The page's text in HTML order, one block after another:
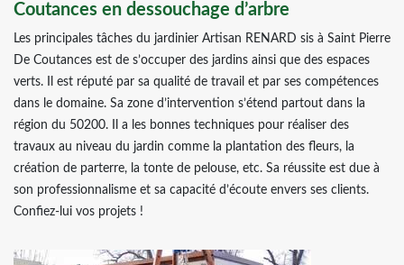
Coutances en dessouchage d’arbre
Les principales tâches du jardinier Artisan RENARD sis à Saint Pierre
De Coutances est de s’occuper des jardins ainsi que des espaces
verts. Il est réputé par sa qualité de travail et par ses compétences
dans le domaine. Sa zone d’intervention s’étend partout dans la
région du 50200. Il a les bonnes techniques pour réaliser des
travaux au niveau du jardin comme la plantation des fleurs, la
création de parterre, la tonte de pelouse, etc. Sa réussite est due à
son professionnalisme et sa capacité d’écoute envers ses clients.
Confiez-lui vos projets !